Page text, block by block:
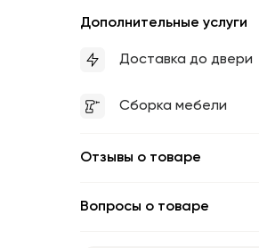
Дополнительные услуги
Доставка до двери
Сборка мебели
Отзывы о товаре
Вопросы о товаре